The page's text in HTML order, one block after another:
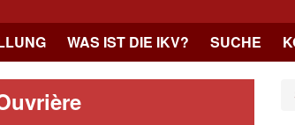
WAS IST DIE IKV? SUCHE